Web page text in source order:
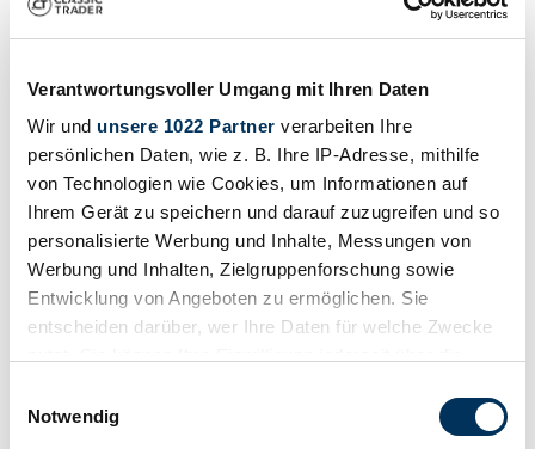
Verantwortungsvoller Umgang mit Ihren Daten
Wir und unsere 1022 Partner verarbeiten Ihre
persönlichen Daten, wie z. B. Ihre IP-Adresse, mithilfe
von Technologien wie Cookies, um Informationen auf
Ihrem Gerät zu speichern und darauf zuzugreifen und so
personalisierte Werbung und Inhalte, Messungen von
Werbung und Inhalten, Zielgruppenforschung sowie
Entwicklung von Angeboten zu ermöglichen. Sie
entscheiden darüber, wer Ihre Daten für welche Zwecke
Trigger Symbol ändern oder widerrufen
Notwendig
Private seller
Body style
Convertible
Mileage (read)
35,695 km
Power (kW/hp)
39 / 53